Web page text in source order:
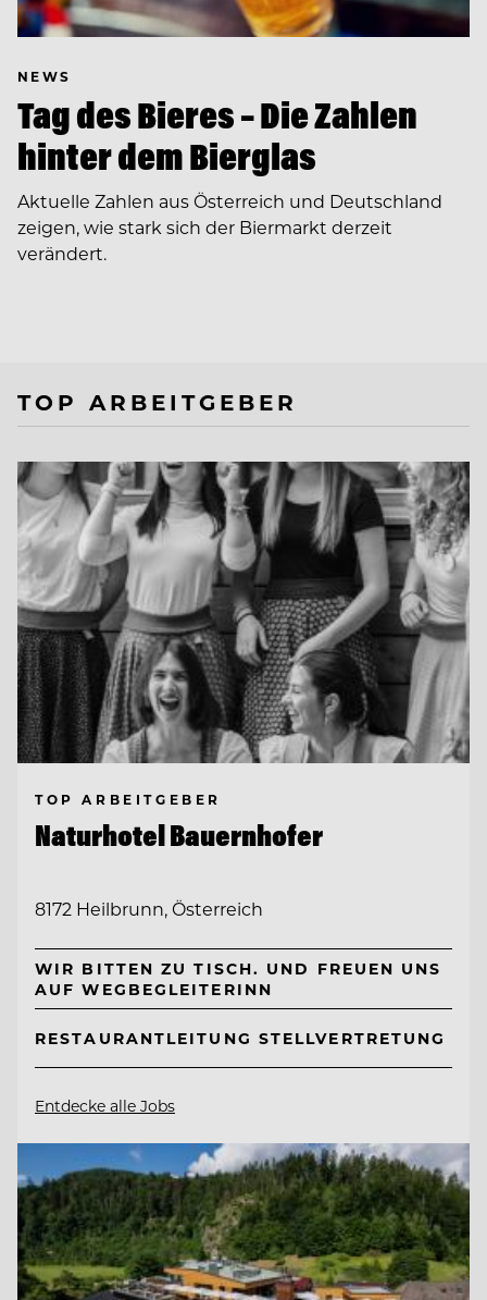
NEWS
Tag des Bieres – Die Zahlen
hinter dem Bierglas
Aktuelle Zahlen aus Österreich und Deutschland
zeigen, wie stark sich der Biermarkt derzeit
verändert.
TOP ARBEITGEBER
TOP ARBEITGEBER
Naturhotel Bauernhofer
8172 Heilbrunn, Österreich
WIR BITTEN ZU TISCH. UND FREUEN UNS
AUF WEGBEGLEITERINN
RESTAURANTLEITUNG STELLVERTRETUNG
Entdecke alle Jobs